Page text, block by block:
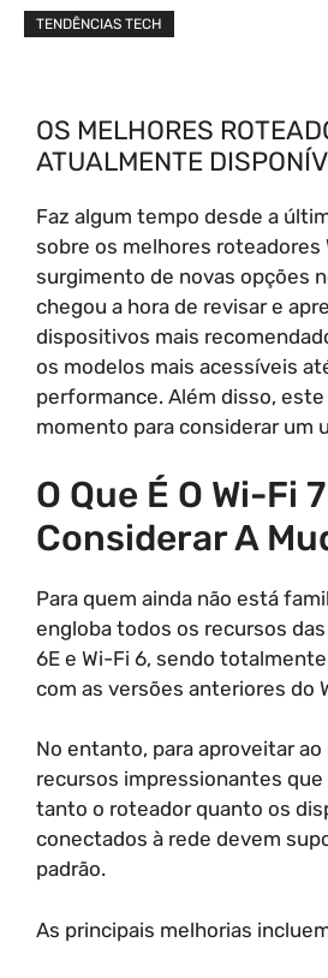
TENDÊNCIAS TECH
OS MELHORES
ATUALMENTE
Faz algum tempo desde a
sobre os melhores roteadores
surgimento de novas opções
chegou a hora de revisar e
dispositivos mais
os modelos mais acessíveis
performance. Além disso,
momento para considerar um
O Que É O Wi-Fi
Considerar A
Para quem ainda não está
engloba todos os recursos
6E e Wi-Fi 6, sendo
com as versões anteriores do
No entanto, para aproveitar ao
recursos impressionantes que
tanto o roteador quanto os
conectados à rede devem
padrão.
As principais melhorias